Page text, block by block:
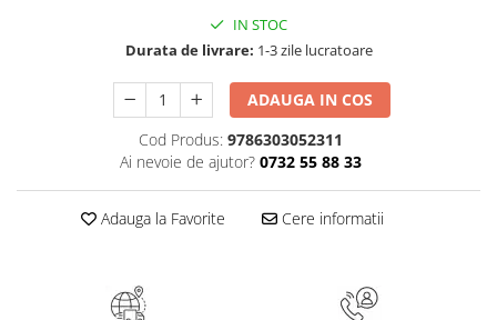
Carti pentru copii
Literatura Romana
Literatura Universala
Carte Prescolara, Joc
IN STOC
Durata de livrare: 1-3 zile lucratoare
ADAUGA IN COS
Cod Produs: 9786303052311
Ai nevoie de ajutor? 0732 55 88 33
Adauga la Favorite Cere informatii